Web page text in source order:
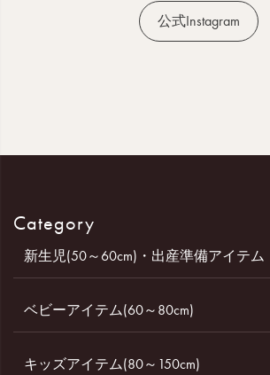
公式Instagram
Category
新生児(50～60cm)・出産準備アイテム
ベビーアイテム(60～80cm)
キッズアイテム(80～150cm)